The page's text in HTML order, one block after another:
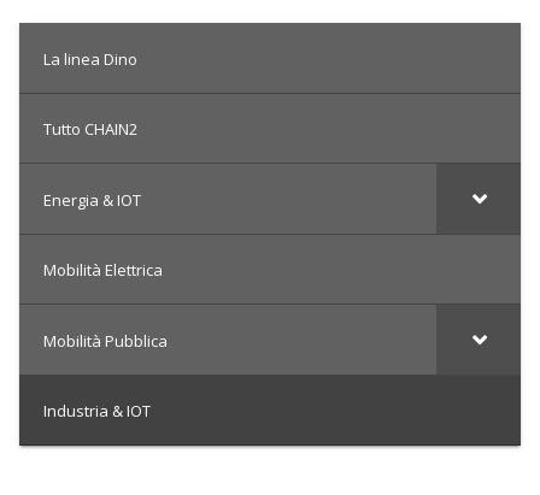
La linea Dino
Tutto CHAIN2
Energia & IOT
Mobilità Elettrica
Mobilità Pubblica
Industria & IOT